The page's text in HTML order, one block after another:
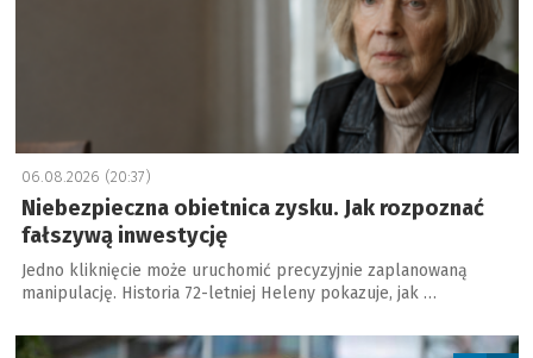
06.08.2026 (20:37)
Niebezpieczna obietnica zysku. Jak rozpoznać
fałszywą inwestycję
Jedno kliknięcie może uruchomić precyzyjnie zaplanowaną
manipulację. Historia 72-letniej Heleny pokazuje, jak …
a